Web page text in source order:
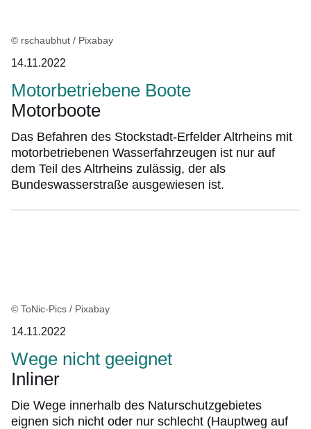
© rschaubhut / Pixabay
14.11.2022
Motorbetriebene Boote
Motorboote
Das Befahren des Stockstadt-Erfelder Altrheins mit
motorbetriebenen Wasserfahrzeugen ist nur auf
dem Teil des Altrheins zulässig, der als
Bundeswasserstraße ausgewiesen ist.
© ToNic-Pics / Pixabay
14.11.2022
Wege nicht geeignet
Inliner
Die Wege innerhalb des Naturschutzgebietes
eignen sich nicht oder nur schlecht (Hauptweg auf